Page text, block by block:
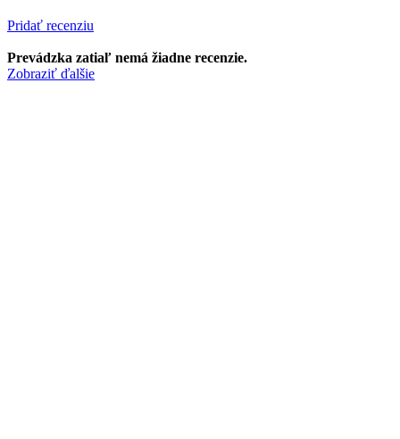
Pridať recenziu
Prevádzka zatiaľ nemá žiadne recenzie.
Zobraziť ďalšie